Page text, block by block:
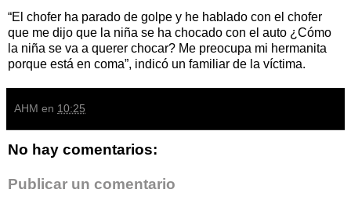
“El chofer ha parado de golpe y he hablado con el chofer
que me dijo que la niña se ha chocado con el auto ¿Cómo
la niña se va a querer chocar? Me preocupa mi hermanita
porque está en coma”, indicó un familiar de la víctima.
AHM en 10:25
No hay comentarios:
Publicar un comentario